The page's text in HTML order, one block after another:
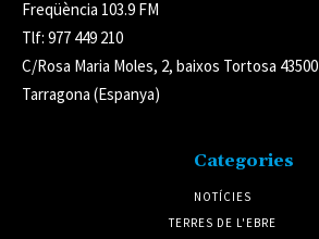
Freqüència 103.9 FM
Tlf: 977 449 210
C/Rosa Maria Moles, 2, baixos Tortosa 43500
Tarragona (Espanya)
Categories
NOTÍCIES
TERRES DE L'EBRE